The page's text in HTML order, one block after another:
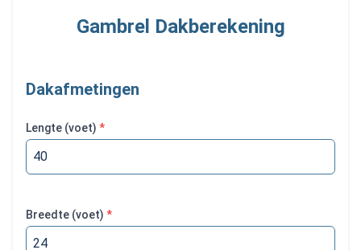
Gambrel Dakberekening
Dakafmetingen
Lengte (voet) *
Breedte (voet) *